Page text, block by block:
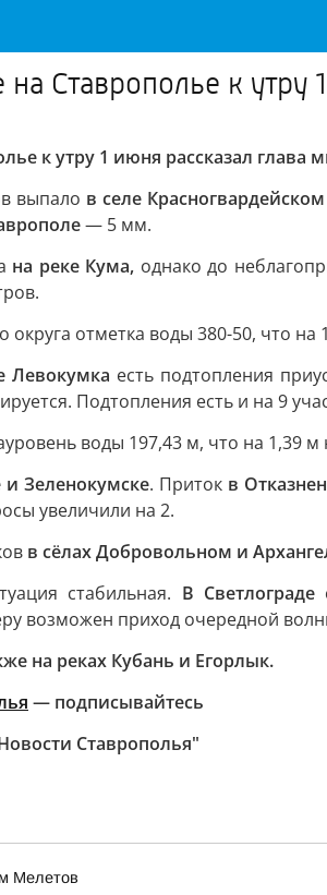
Ставрополье к
к утру 1 июня рассказал
выпало в селе Красногвардейском
— 5 мм.
на реке Кума, однако до
округа отметка воды 380-50, что
Левокумка есть подтопления
Подтопления есть и на 9
уровень воды 197,43 м, что на 1,39
и Зеленокумске. Приток в
увеличили на 2.
в сёлах Добровольном и
стабильная. В Светлограде
возможен приход очередной
на реках Кубань и Егорлык.
— подписывайтесь
Ставрополья"
Мелетов